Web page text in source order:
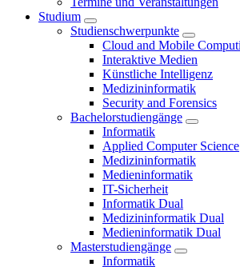
Studium
Studienschwerpunkte
Cloud and Mobile
Interaktive Medien
Künstliche Intelligenz
Medizininformatik
Security and Forensics
Bachelorstudiengänge
Informatik
Applied Computer Science
Medizininformatik
Medieninformatik
IT-Sicherheit
Informatik Dual
Medizininformatik Dual
Medieninformatik Dual
Masterstudiengänge
Informatik